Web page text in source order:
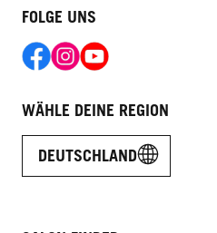
FOLGE UNS
WÄHLE DEINE REGION
DEUTSCHLAND